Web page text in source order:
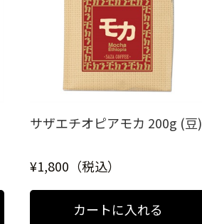
サザエチオピアモカ 200g (豆)
¥1,800（税込）